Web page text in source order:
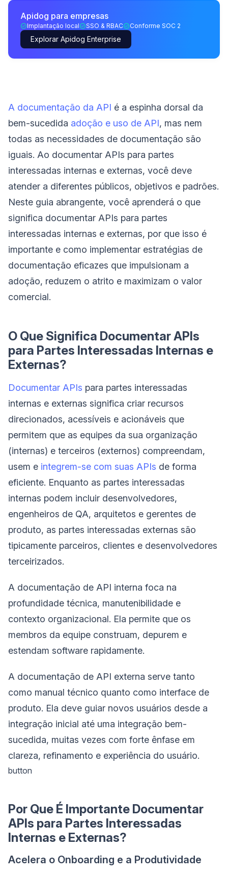
Apidog para empresas
Implantação local SSO & RBAC Conforme SOC 2
Explorar Apidog Enterprise
A documentação da API é a espinha dorsal da
bem-sucedida adoção e uso de API, mas nem
todas as necessidades de documentação são
iguais. Ao documentar APIs para partes
interessadas internas e externas, você deve
atender a diferentes públicos, objetivos e padrões.
Neste guia abrangente, você aprenderá o que
significa documentar APIs para partes
interessadas internas e externas, por que isso é
importante e como implementar estratégias de
documentação eficazes que impulsionam a
adoção, reduzem o atrito e maximizam o valor
comercial.
O Que Significa Documentar APIs
para Partes Interessadas Internas e
Externas?
Documentar APIs para partes interessadas
internas e externas significa criar recursos
direcionados, acessíveis e acionáveis que
permitem que as equipes da sua organização
(internas) e terceiros (externos) compreendam,
usem e integrem-se com suas APIs de forma
eficiente. Enquanto as partes interessadas
internas podem incluir desenvolvedores,
engenheiros de QA, arquitetos e gerentes de
produto, as partes interessadas externas são
tipicamente parceiros, clientes e desenvolvedores
terceirizados.
A documentação de API interna foca na
profundidade técnica, manutenibilidade e
contexto organizacional. Ela permite que os
membros da equipe construam, depurem e
estendam software rapidamente.
A documentação de API externa serve tanto
como manual técnico quanto como interface de
produto. Ela deve guiar novos usuários desde a
integração inicial até uma integração bem-
sucedida, muitas vezes com forte ênfase em
clareza, refinamento e experiência do usuário.
button
Por Que É Importante Documentar
APIs para Partes Interessadas
Internas e Externas?
Acelera o Onboarding e a Produtividade